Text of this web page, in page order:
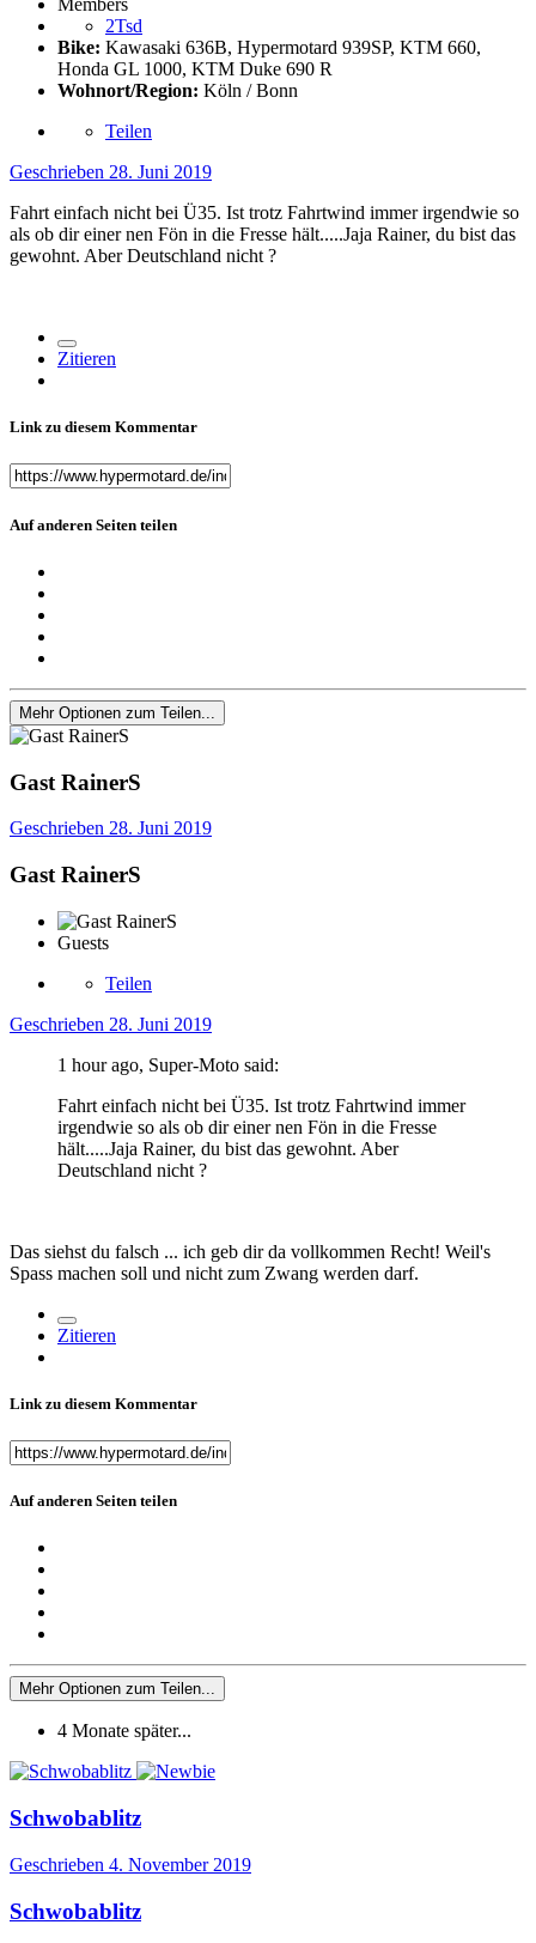
Members
2Tsd
Bike: Kawasaki 636B, Hypermotard 939SP, KTM 660,
Honda GL 1000, KTM Duke 690 R
Wohnort/Region: Köln / Bonn
Teilen
Geschrieben 28. Juni 2019
Fahrt einfach nicht bei Ü35. Ist trotz Fahrtwind immer irgendwie so
als ob dir einer nen Fön in die Fresse hält.....Jaja Rainer, du bist das
gewohnt. Aber Deutschland nicht ?
Zitieren
Link zu diesem Kommentar
Auf anderen Seiten teilen
Mehr Optionen zum Teilen...
Gast RainerS
Geschrieben 28. Juni 2019
Gast RainerS
Guests
Teilen
Geschrieben 28. Juni 2019
1 hour ago, Super-Moto said:
Fahrt einfach nicht bei Ü35. Ist trotz Fahrtwind immer
irgendwie so als ob dir einer nen Fön in die Fresse
hält.....Jaja Rainer, du bist das gewohnt. Aber
Deutschland nicht ?
Das siehst du falsch ... ich geb dir da vollkommen Recht! Weil's
Spass machen soll und nicht zum Zwang werden darf.
Zitieren
Link zu diesem Kommentar
Auf anderen Seiten teilen
Mehr Optionen zum Teilen...
4 Monate später...
Schwobablitz
Geschrieben 4. November 2019
Schwobablitz